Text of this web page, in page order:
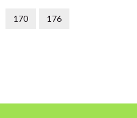
170 176